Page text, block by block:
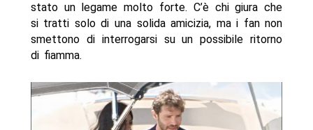
stato un legame molto forte. C’è chi giura che
si tratti solo di una solida amicizia, ma i fan non
smettono di interrogarsi su un possibile ritorno
di fiamma.